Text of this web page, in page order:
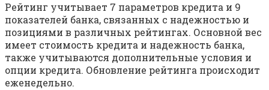
Рейтинг учитывает 7 параметров кредита и 9
показателей банка, связанных с надежностью и
позициями в различных рейтингах. Основной вес
имеет стоимость кредита и надежность банка,
также учитываются дополнительные условия и
опции кредита. Обновление рейтинга происходит
еженедельно.